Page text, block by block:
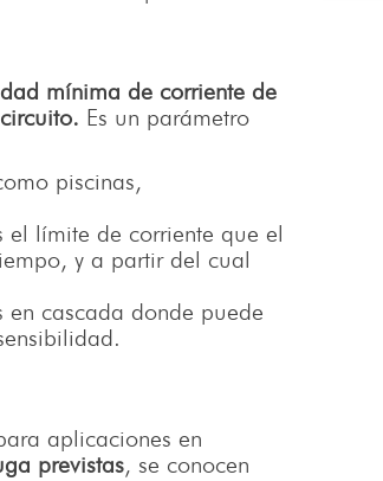
mínima de corriente de
Es un parámetro
piscinas,
el límite de corriente que el
y a partir del cual
en cascada donde puede
aplicaciones en
previstas, se conocen